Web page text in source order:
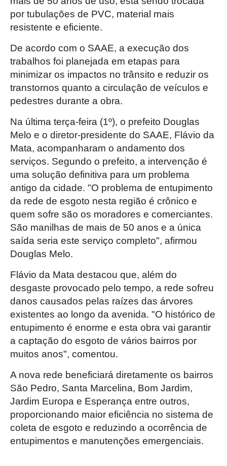
por tubulações de PVC, material mais
resistente e eficiente.
De acordo com o SAAE, a execução dos
trabalhos foi planejada em etapas para
minimizar os impactos no trânsito e reduzir os
transtornos quanto a circulação de veículos e
pedestres durante a obra.
Na última terça-feira (1º), o prefeito Douglas
Melo e o diretor-presidente do SAAE, Flávio da
Mata, acompanharam o andamento dos
serviços. Segundo o prefeito, a intervenção é
uma solução definitiva para um problema
antigo da cidade. "O problema de entupimento
da rede de esgoto nesta região é crônico e
quem sofre são os moradores e comerciantes.
São manilhas de mais de 50 anos e a única
saída seria este serviço completo", afirmou
Douglas Melo.
Flávio da Mata destacou que, além do
desgaste provocado pelo tempo, a rede sofreu
danos causados pelas raízes das árvores
existentes ao longo da avenida. "O histórico de
entupimento é enorme e esta obra vai garantir
a captação do esgoto de vários bairros por
muitos anos", comentou.
A nova rede beneficiará diretamente os bairros
São Pedro, Santa Marcelina, Bom Jardim,
Jardim Europa e Esperança entre outros,
proporcionando maior eficiência no sistema de
coleta de esgoto e reduzindo a ocorrência de
entupimentos e manutenções emergenciais.